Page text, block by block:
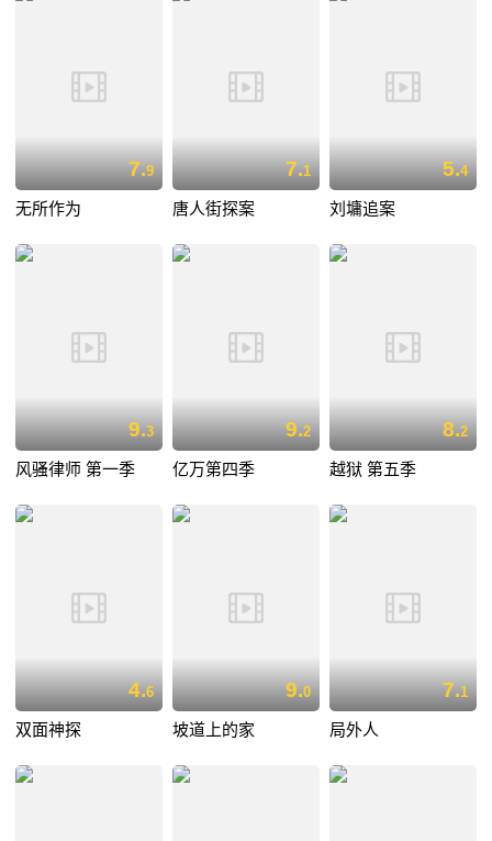
7.9
无所作为
7.1
唐人街探案
5.4
刘墉追案
9.3
风骚律师 第一季
9.2
亿万第四季
8.2
越狱 第五季
4.6
双面神探
9.0
坡道上的家
7.1
局外人